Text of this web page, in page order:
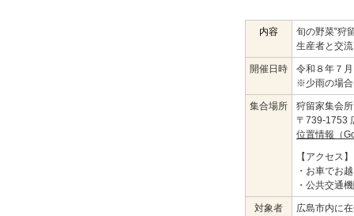
内容
旬の野菜‟狩
生産者と交
開催日時
令和８年７
※少雨の場合
集合場所
狩留家集会所
〒739-1753
位置情報（
【アクセス】
・お車でお
・公共交通
対象者
広島市内に